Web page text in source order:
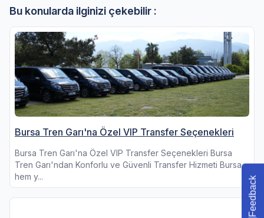
Bu konularda ilginizi çekebilir :
Bursa Tren Garı'na Özel VIP Transfer Seçenekleri
Bursa Tren Garı'na Özel VIP Transfer Seçenekleri Bursa
Tren Garı'ndan Konforlu ve Güvenli Transfer Hizmeti Bursa,
hem y...
Feedback